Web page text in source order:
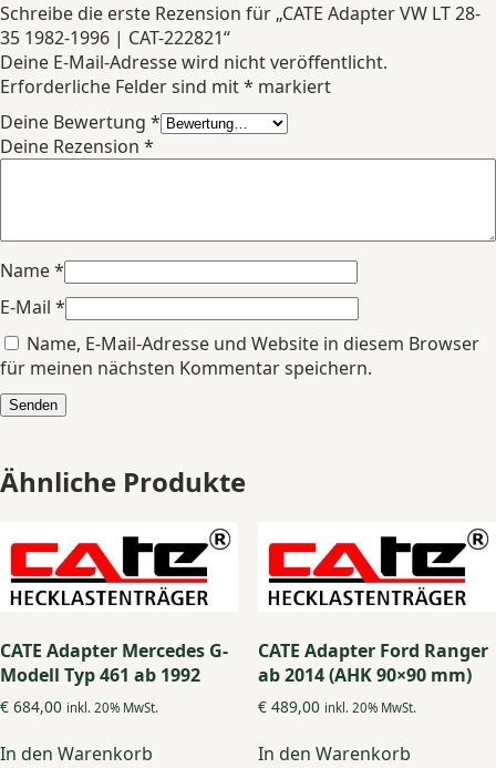
Schreibe die erste Rezension für „CATE Adapter VW LT 28-
35 1982-1996 | CAT-222821“
Deine E-Mail-Adresse wird nicht veröffentlicht.
Erforderliche Felder sind mit* markiert
Deine Bewertung *
Deine Rezension *
Name*
E-Mail *
Name, E-Mail-Adresse und Website in diesem Browser
für meinen nächsten Kommentar speichern.
Ähnliche Produkte
CATE Adapter Mercedes G-
Modell Typ 461 ab 1992
€ 684,00 inkl. 20% MwSt.
In den Warenkorb
CATE Adapter Ford Ranger
ab 2014 (AHK 90×90 mm)
€489,00 inkl. 20% MwSt.
In den Warenkorb